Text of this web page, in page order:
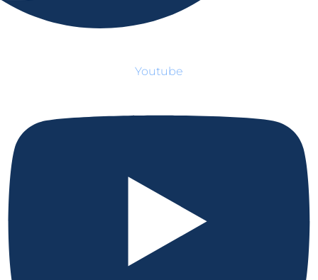
Youtube